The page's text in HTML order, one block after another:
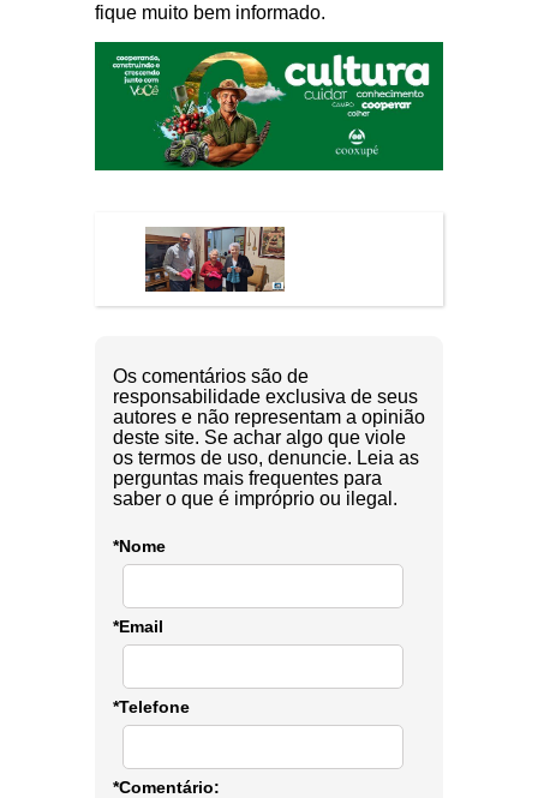
fique muito bem informado.
Os comentários são de
responsabilidade exclusiva de seus
autores e não representam a opinião
deste site. Se achar algo que viole
os termos de uso, denuncie. Leia as
perguntas mais frequentes para
saber o que é impróprio ou ilegal.
*Nome
*Email
*Telefone
*Comentário: